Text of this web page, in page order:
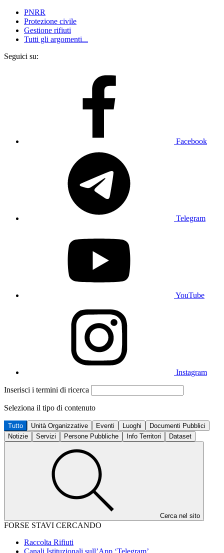
PNRR
Protezione civile
Gestione rifiuti
Tutti gli argomenti...
Seguici su:
Facebook
Telegram
YouTube
Instagram
Inserisci i termini di ricerca
Seleziona il tipo di contenuto
Tutto Unità Organizzative Eventi Luoghi
Documenti Pubblici
Notizie
Servizi Persone Pubbliche Info Territori Dataset
Cerca nel sito
FORSE STAVI CERCANDO
Raccolta Rifiuti
Canali Istituzionali sull’App ‘Telegram’